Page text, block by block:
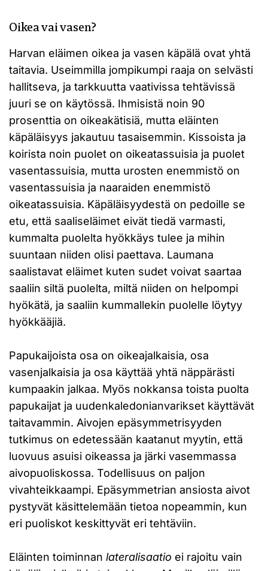
Oikea vai vasen?
Harvan eläimen oikea ja vasen käpälä ovat yhtä
taitavia. Useimmilla jompikumpi raaja on selvästi
hallitseva, ja tarkkuutta vaativissa tehtävissä
juuri se on käytössä. Ihmisistä noin 90
prosenttia on oikeakätisiä, mutta eläinten
käpäläisyys jakautuu tasaisemmin. Kissoista ja
koirista noin puolet on oikeatassuisia ja puolet
vasentassuisia, mutta urosten enemmistö on
vasentassuisia ja naaraiden enemmistö
oikeatassuisia. Käpäläisyydestä on pedoille se
etu, että saaliseläimet eivät tiedä varmasti,
kummalta puolelta hyökkäys tulee ja mihin
suuntaan niiden olisi paettava. Laumana
saalistavat eläimet kuten sudet voivat saartaa
saaliin siltä puolelta, miltä niiden on helpompi
hyökätä, ja saaliin kummallekin puolelle löytyy
hyökkääjiä.
Papukaijoista osa on oikeajalkaisia, osa
vasenjalkaisia ja osa käyttää yhtä näppärästi
kumpaakin jalkaa. Myös nokkansa toista puolta
papukaijat ja uudenkaledonianvarikset käyttävät
taitavammin. Aivojen epäsymmetrisyyden
tutkimus on edetessään kaatanut myytin, että
luovuus asuisi oikeassa ja järki vasemmassa
aivopuoliskossa. Todellisuus on paljon
vivahteikkaampi. Epäsymmetrian ansiosta aivot
pystyvät käsittelemään tietoa nopeammin, kun
eri puoliskot keskittyvät eri tehtäviin.
Eläinten toiminnan lateralisaatio ei rajoitu vain